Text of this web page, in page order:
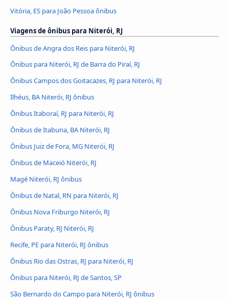
Vitória, ES para João Pessoa ônibus
Viagens de ônibus para Niterói, RJ
Ônibus de Angra dos Reis para Niterói, RJ
Ônibus para Niterói, RJ de Barra do Piraí, RJ
Ônibus Campos dos Goitacazes, RJ para Niterói, RJ
Ilhéus, BA Niterói, RJ ônibus
Ônibus Itaboraí, RJ para Niterói, RJ
Ônibus de Itabuna, BA Niterói, RJ
Ônibus Juiz de Fora, MG Niterói, RJ
Ônibus de Maceió Niterói, RJ
Magé Niterói, RJ ônibus
Ônibus de Natal, RN para Niterói, RJ
Ônibus Nova Friburgo Niterói, RJ
Ônibus Paraty, RJ Niterói, RJ
Recife, PE para Niterói, RJ ônibus
Ônibus Rio das Ostras, RJ para Niterói, RJ
Ônibus para Niterói, RJ de Santos, SP
São Bernardo do Campo para Niterói, RJ ônibus